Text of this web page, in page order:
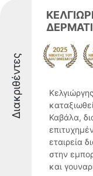
Διακριθέντες
Καβάλα,
εταιρεία
στην
και